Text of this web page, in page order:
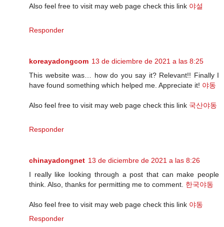
Also feel free to visit may web page check this link 야설
Responder
koreayadongcom 13 de diciembre de 2021 a las 8:25
This website was… how do you say it? Relevant!! Finally I
have found something which helped me. Appreciate it! 야동
Also feel free to visit may web page check this link 국산야동
Responder
chinayadongnet 13 de diciembre de 2021 a las 8:26
I really like looking through a post that can make people
think. Also, thanks for permitting me to comment. 한국야동
Also feel free to visit may web page check this link 야동
Responder